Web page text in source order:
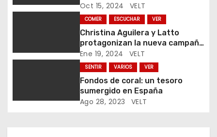
e
n
Oct 15, 2024 VELT
COMER ESCUCHAR VER
Christina Aguilera y Latto
protagonizan la nueva campaña
de Just Eat
Ene 19, 2024 VELT
SENTIR VARIOS VER
Fondos de coral: un tesoro
sumergido en España
Ago 28, 2023 VELT